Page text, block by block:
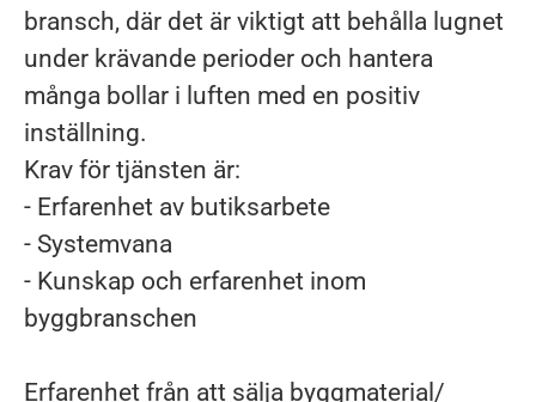
bransch, där det är viktigt att behålla lugnet
under krävande perioder och hantera
många bollar i luften med en positiv
inställning.
Krav för tjänsten är:
- Erfarenhet av butiksarbete
- Systemvana
- Kunskap och erfarenhet inom
byggbranschen
Erfarenhet från att sälja byggmaterial/